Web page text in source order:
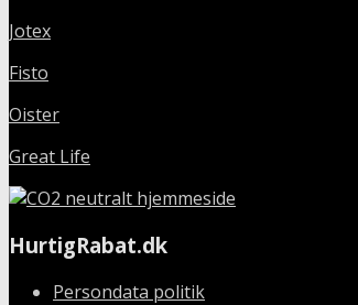
Jotex
Fisto
Oister
Great Life
HurtigRabat.dk
Persondata politik